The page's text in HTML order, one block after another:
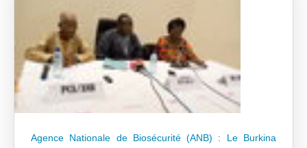
Agence Nationale de Biosécurité (ANB) : Le Burkina